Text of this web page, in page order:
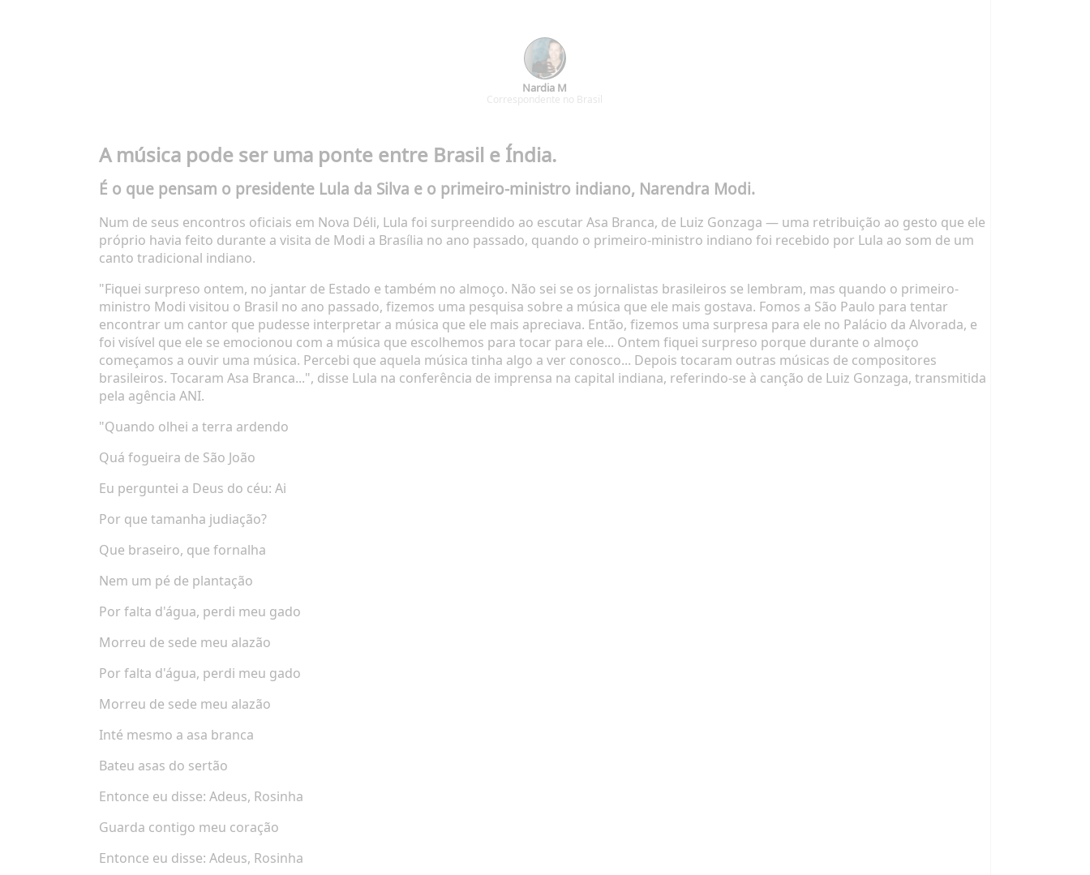
Nardia M
Correspondente no Brasil
A música pode ser uma ponte entre Brasil e Índia.
É o que pensam o presidente Lula da Silva e o primeiro-ministro indiano, Narendra Modi.
Num de seus encontros oficiais em Nova Déli, Lula foi surpreendido ao escutar Asa Branca, de Luiz Gonzaga — uma retribuição ao gesto que ele
próprio havia feito durante a visita de Modi a Brasília no ano passado, quando o primeiro-ministro indiano foi recebido por Lula ao som de um
canto tradicional indiano.
"Fiquei surpreso ontem, no jantar de Estado e também no almoço. Não sei se os jornalistas brasileiros se lembram, mas quando o primeiro-
ministro Modi visitou o Brasil no ano passado, fizemos uma pesquisa sobre a música que ele mais gostava. Fomos a São Paulo para tentar
encontrar um cantor que pudesse interpretar a música que ele mais apreciava. Então, fizemos uma surpresa para ele no Palácio da Alvorada, e
foi visível que ele se emocionou com a música que escolhemos para tocar para ele... Ontem fiquei surpreso porque durante o almoço
começamos a ouvir uma música. Percebi que aquela música tinha algo a ver conosco... Depois tocaram outras músicas de compositores
brasileiros. Tocaram Asa Branca...", disse Lula na conferência de imprensa na capital indiana, referindo-se à canção de Luiz Gonzaga, transmitida
pela agênciaANI.
"Quando olhei a terra ardendo
Quá fogueira de São João
Eu perguntei a Deus do céu: Ai
Por que tamanha judiação?
Que braseiro, que fornalha
Nem um pé de plantação
Por falta d'água, perdi meu gado
Morreu de sede meu alazão
Por falta d'água, perdi meu gado
Morreu de sede meu alazão
Inté mesmo a asa branca
Bateu asas do sertão
Entonce eu disse: Adeus, Rosinha
Guarda contigo meu coração
Entonce eu disse: Adeus, Rosinha